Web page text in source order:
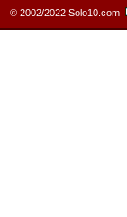
© 2002/2022 Solo10.com